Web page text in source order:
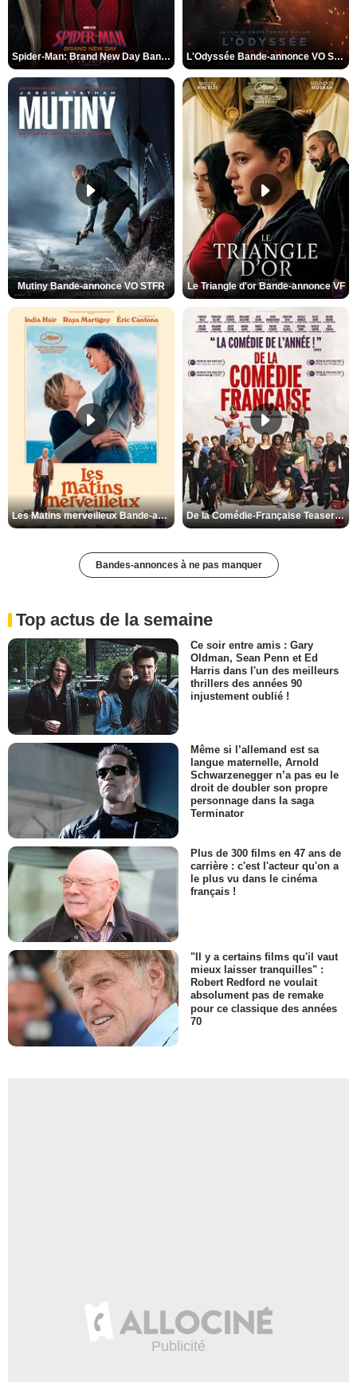
Spider-Man: Brand New Day Bande-annonce VO STFR L'Odyssée Bande-annonce VO STFR
Mutiny Bande-annonce VO STFR Le Triangle d'or Bande-annonce VF
Les Matins merveilleux Bande-annonce VF De la Comédie-Française Teaser VF
Bandes-annonces à ne pas manquer
Top actus de la semaine
Ce soir entre amis : Gary
Oldman, Sean Penn et Ed
Harris dans l'un des meilleurs
thrillers des années 90
injustement oublié !
Même si l’allemand est sa
langue maternelle, Arnold
Schwarzenegger n’a pas eu le
droit de doubler son propre
personnage dans la saga
Terminator
Plus de 300 films en 47 ans de
carrière : c'est l'acteur qu'on a
le plus vu dans le cinéma
français !
"Il y a certains films qu'il vaut
mieux laisser tranquilles" :
Robert Redford ne voulait
absolument pas de remake
pour ce classique des années
70